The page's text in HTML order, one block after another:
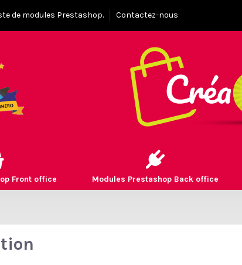
de modules Prestashop. Contactez-nous
Front office Modules Prestashop Back office